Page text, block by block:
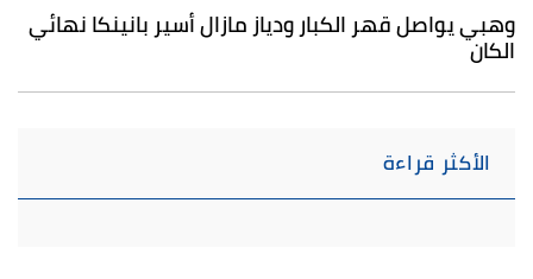
وهبي يواصل قهر الكبار ودياز مازال أسير بانينكا نهائي
الكان
الأكثر قراءة